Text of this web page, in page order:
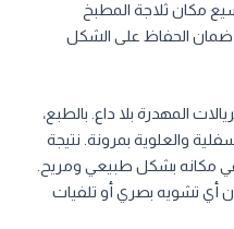
مكان ثلاجة المطبخ
ضمان الحفاظ على الشكل
المهدرة بلا داع. بالطبع،
والعلوية بمرونة. نتيجة
مكانه بشكل طبيعي ومريح.
أي تشويه بصري أو تلفيات